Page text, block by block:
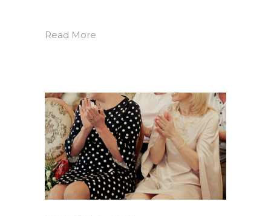
Read More